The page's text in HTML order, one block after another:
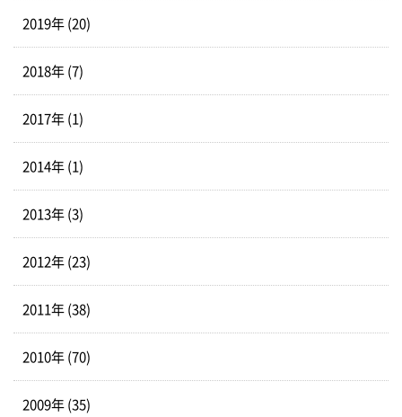
2019年 (20)
2018年 (7)
2017年 (1)
2014年 (1)
2013年 (3)
2012年 (23)
2011年 (38)
2010年 (70)
2009年 (35)